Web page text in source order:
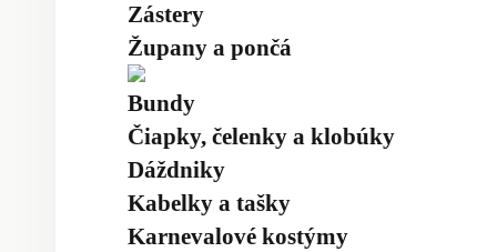
Zástery
Župany a pončá
Bundy
Čiapky, čelenky a klobúky
Dáždniky
Kabelky a tašky
Karnevalové kostýmy